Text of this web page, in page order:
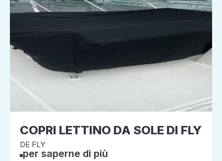
COPRI LETTINO DA SOLE DI FLY
DE FLY
per saperne di più